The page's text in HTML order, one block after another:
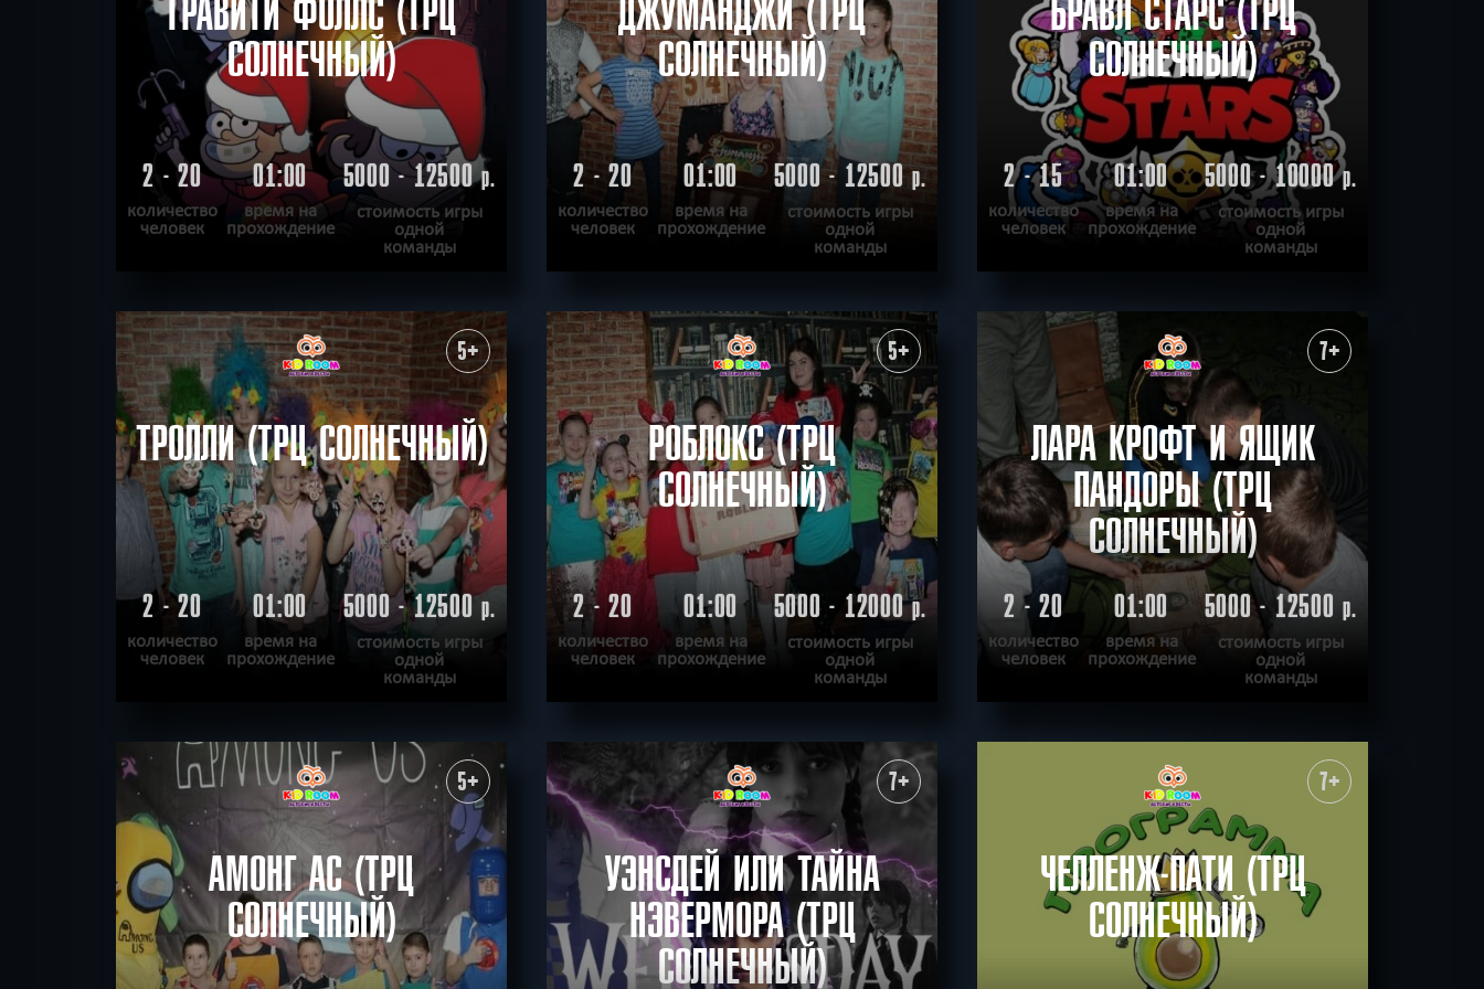
ГРАВИТИ ФОЛЛС (ТРЦ
СОЛНЕЧНЫЙ)
2 - 20
количество
человек
01:00
время на
прохождение
5000 - 12500р.
стоимость игры
одной
команды
ХОЧУ ПРОЙТИ | КВЕСТ ПРОЙДЕН
ДЖУМАНДЖИ (ТРЦ
СОЛНЕЧНЫЙ)
2 - 20
количество
человек
01:00
время на
прохождение
5000 - 12500р.
стоимость игры
одной
команды
ХОЧУ ПРОЙТИ | КВЕСТ ПРОЙДЕН
БРАВЛ СТАРС (ТРЦ
СОЛНЕЧНЫЙ)
2 - 15
количество
человек
01:00
время на
прохождение
5000 - 10000р.
стоимость игры
одной
команды
ХОЧУ ПРОЙТИ | КВЕСТ ПРОЙДЕН
5+
ТРОЛЛИ (ТРЦ СОЛНЕЧНЫЙ)
2 - 20
количество
человек
01:00
время на
прохождение
5000 - 12500р.
стоимость игры
одной
команды
ХОЧУ ПРОЙТИ | КВЕСТ ПРОЙДЕН
5+
РОБЛОКС (ТРЦ
СОЛНЕЧНЫЙ)
2 - 20
количество
человек
01:00
время на
прохождение
5000 - 12000р.
стоимость игры
одной
команды
ХОЧУ ПРОЙТИ | КВЕСТ ПРОЙДЕН
7+
ЛАРА КРОФТ И ЯЩИК
ПАНДОРЫ (ТРЦ
СОЛНЕЧНЫЙ)
2 - 20
количество
человек
01:00
время на
прохождение
5000 - 12500р.
стоимость игры
одной
команды
|
5+
АМОНГ АС (ТРЦ
СОЛНЕЧНЫЙ)
7+
УЭНСДЕЙ ИЛИ ТАЙНА
НЭВЕРМОРА (ТРЦ
СОЛНЕЧНЫЙ)
7+
ЧЕЛЛЕНЖ-ПАТИ (ТРЦ
СОЛНЕЧНЫЙ)